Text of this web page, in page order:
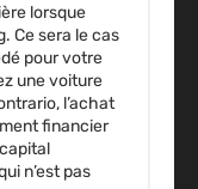
lorsque
Ce sera le cas
pour votre
une voiture
l’achat
financier
n’est pas